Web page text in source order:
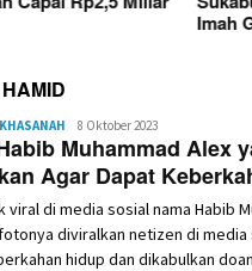
Imah
KHASANAH Redaksi
8 Oktober 2023
Muhammad Alex
Agar Dapat
viral di media sosial nama Habib
diviralkan netizen di
hidup dan dikabulkan